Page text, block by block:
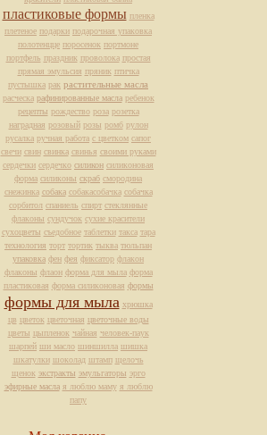
пластиковые формы пленка
плетеное подарки подарочная упаковка
полотенцце поросенок портмоне
портфель праздник проволока простая
прямая эмульсия пряник птичка
пустышка рак растительные масла
расческа рафинированные масла ребенок
рецепты рождество роза розетка
наградная розовый розы ромб рулон
русалка ручная работа с цветком сапог
свечи свин свинка свинья своими руками
сердечки сердечко силикон силиконовая
форма силиконы скраб смородина
снежинка собака собакасобачка собачка
сорбитол спаниель спирт стеклянные
флаконы сундучок сухие красители
сухоцветы съедобное таблетки такса тара
технология торт тортик тыква тюльпан
упаковка фен фея фиксатор флакон
флаконы флаон форма для мыла форма
пластиковая форма силиконовая формы
формы для мыла хрюшка
цв цветок цветочная цветочные воды
цветы цыпленок чайная человек-паук
шарпей ши масло шиншилла шишка
шкатулки шоколад штамп щелочь
щенок экстракты эмульгаторы эрго
эфирные масла я люблю маму я люблю
папу